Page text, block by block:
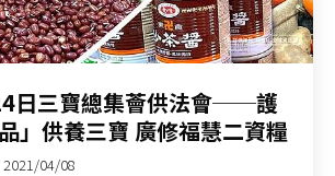
日三寶總集薈供法會──護
」供養三寶 廣修福慧二資糧
2021/04/08